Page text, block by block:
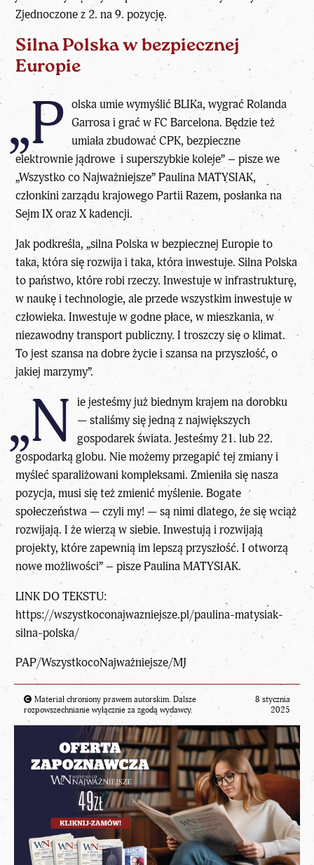
Zjednoczone z 2. na 9. pozycję.
Silna Polska w bezpiecznej
Europie
„P olska umie wymyślić BLIKa, wygrać Rolanda
Garrosa i grać w FC Barcelona. Będzie też
umiała zbudować CPK, bezpieczne
elektrownie jądrowe i superszybkie koleje” – pisze we
„Wszystko co Najważniejsze” Paulina MATYSIAK,
członkini zarządu krajowego Partii Razem, posłanka na
Sejm IX oraz X kadencji.
Jak podkreśla, „silna Polska w bezpiecznejEuropieto
taka, która się rozwija i taka, która inwestuje. Silna Polska
to państwo, które robi rzeczy. Inwestuje w infrastrukturę,
w naukę i technologie, ale przede wszystkim inwestuje w
człowieka. Inwestuje w godne płace, w mieszkania, w
niezawodny transport publiczny. I troszczy się o klimat.
To jest szansa na dobre życie i szansa na przyszłość, o
jakiej marzymy”.
„N ie jesteśmy już biednym krajem na dorobku
— staliśmy się jedną z największych
gospodarek świata. Jesteśmy 21. lub 22.
gospodarką globu. Nie możemy przegapić tej zmiany i
myśleć sparaliżowani kompleksami. Zmieniła się nasza
pozycja, musi się też zmienić myślenie. Bogate
społeczeństwa — czyli my! — są nimi dlatego, że się wciąż
rozwijają. I że wierzą w siebie. Inwestują i rozwijają
projekty, które zapewnią im lepszą przyszłość. I otworzą
nowe możliwości” – pisze Paulina MATYSIAK.
LINK DO TEKSTU:
https://wszystkoconajwazniejsze.pl/paulina-matysiak-
silna-polska/
PAP/WszystkocoNajważniejsze/MJ
Materiał chroniony prawem autorskim. Dalsze
rozpowszechnianie wyłącznie za zgodą wydawcy.
8 stycznia
2025